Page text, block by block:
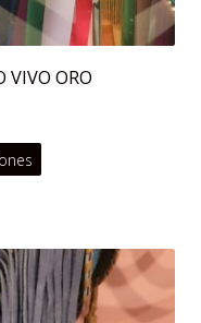
VIVO ORO
múltiples
variantes.
Las